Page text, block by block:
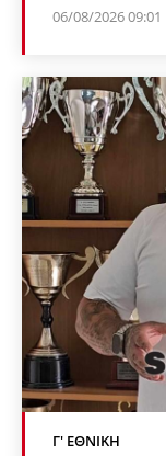
06/08/2026 09:01
Γ' ΕΘΝΙΚΉ